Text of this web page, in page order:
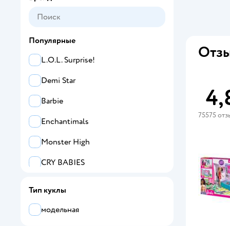
75575
Популярные
L.O.L. Surprise!
Demi Star
Barbie
Enchantimals
Monster High
CRY BABIES
Тип куклы
модельная